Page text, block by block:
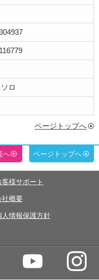
ロ
ページトップへ
へ ページトップへ
客様サポート
社概要
人情報保護方針